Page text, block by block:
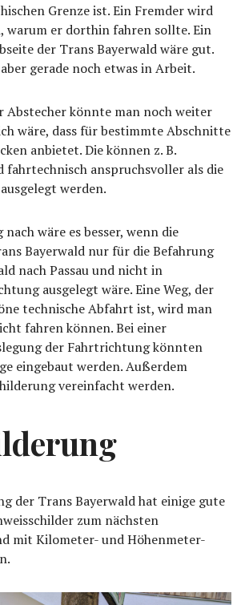
Grenze ist. Ein Fremder wird
warum er dorthin fahren sollte. Ein
der Trans Bayerwald wäre gut.
gerade noch etwas in Arbeit.
Abstecher könnte man noch weiter
wäre, dass für bestimmte Abschnitte
anbietet. Die können z. B.
anspruchsvoller als die
werden.
wäre es besser, wenn die
Bayerwald nur für die Befahrung
nach Passau und nicht in
ausgelegt wäre. Eine Weg, der
technische Abfahrt ist, wird man
fahren können. Bei einer
der Fahrtrichtung könnten
eingebaut werden. Außerdem
vereinfacht werden.
der Trans Bayerwald hat einige gute
zum nächsten
mit Kilometer- und Höhenmeter-